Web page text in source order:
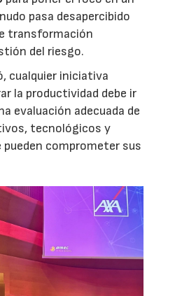
pasa desapercibido
transformación
del riesgo.
cualquier iniciativa
la productividad debe ir
evaluación adecuada de
tecnológicos y
comprometer sus